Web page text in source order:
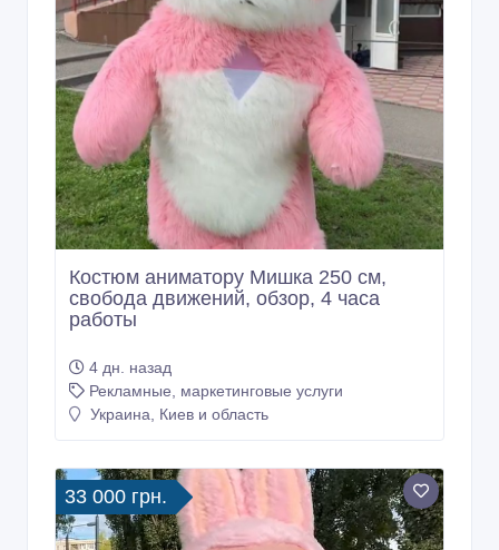
Костюм аниматору Мишка 250 см,
свобода движений, обзор, 4 часа
работы
4 дн. назад
Рекламные, маркетинговые услуги
Украина, Киев и область
33 000 грн.